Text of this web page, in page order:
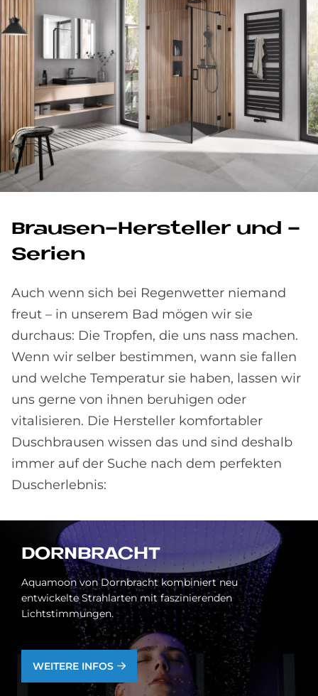
Brau­sen-Her­stel­ler und -
Se­ri­en
Auch wenn sich bei Regenwetter niemand
freut – in unserem Bad mögen wir sie
durchaus: Die Tropfen, die uns nass machen.
Wenn wir selber bestimmen, wann sie fallen
und welche Temperatur sie haben, lassen wir
uns gerne von ihnen beruhigen oder
vitalisieren. Die Hersteller komfortabler
Duschbrausen wissen das und sind deshalb
immer auf der Suche nach dem perfekten
Duscherlebnis:
DORN­BRACHT
Aquamoon von Dornbracht kombiniert neu
entwickelte Strahlarten mit faszinierenden
Lichtstimmungen.
WEITERE INFOS